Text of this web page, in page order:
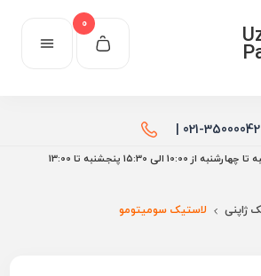
0
021-35000042 |
الی ۱۵:30 پنجشنبه تا 13:00
ژاپنی لاستیک سومیتومو